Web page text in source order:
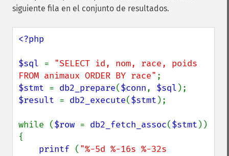
siguiente fila en el conjunto de resultados.
<?php
$sql = "SELECT id, nom, race, poids
FROM animaux ORDER BY race"
$stmt = db2_prepare($conn, $sql
$result = db2_execute($stmt );
while ($row = db2_fetch_assoc($stmt ))
{
printf ( "%-5d %-16s %-32s